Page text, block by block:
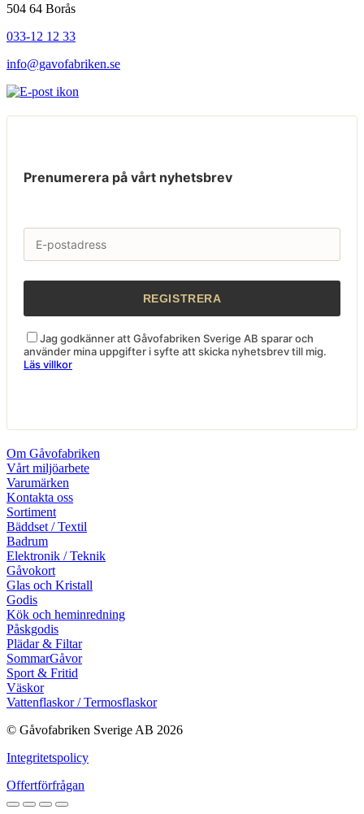
504 64 Borås
033-12 12 33
info@gavofabriken.se
Prenumerera på vårt nyhetsbrev
Jag godkänner att Gåvofabriken Sverige AB sparar och
använder mina uppgifter i syfte att skicka nyhetsbrev till mig.
Läs villkor
Om Gåvofabriken
Vårt miljöarbete
Varumärken
Kontakta oss
Sortiment
Bäddset / Textil
Badrum
Elektronik / Teknik
Gåvokort
Glas och Kristall
Godis
Kök och heminredning
Påskgodis
Plädar & Filtar
SommarGåvor
Sport & Fritid
Väskor
Vattenflaskor / Termosflaskor
© Gåvofabriken Sverige AB 2026
Integritetspolicy
Offertförfrågan